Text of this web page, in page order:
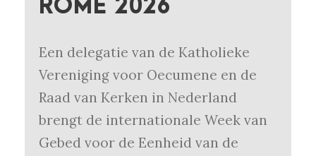
ROME 2026
Een delegatie van de Katholieke
Vereniging voor Oecumene en de
Raad van Kerken in Nederland
brengt de internationale Week van
Gebed voor de Eenheid van de